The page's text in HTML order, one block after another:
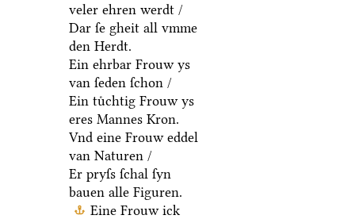
veler ehren werdt /
Dar ſe gheit all vmme
den Herdt.
Ein ehrbar Frouw ys
van ſeden ſchon /
Ein tuͤchtig Frouw ys
eres Mannes Kron.
Vnd eine Frouw eddel
van Naturen /
Er pryſs ſchal ſyn
bauen alle Figuren.
Eine Frouw ick